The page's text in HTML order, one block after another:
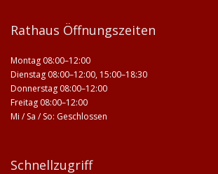
Rathaus Öffnungszeiten
Montag 08:00–12:00
Dienstag 08:00–12:00, 15:00–18:30
Donnerstag 08:00–12:00
Freitag 08:00–12:00
Mi / Sa / So: Geschlossen
Schnellzugriff